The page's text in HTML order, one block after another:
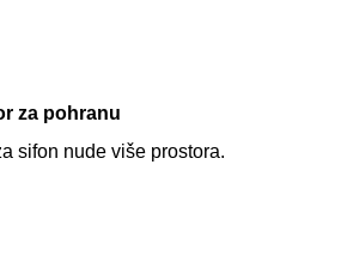
za pohranu
sifon nude više prostora.